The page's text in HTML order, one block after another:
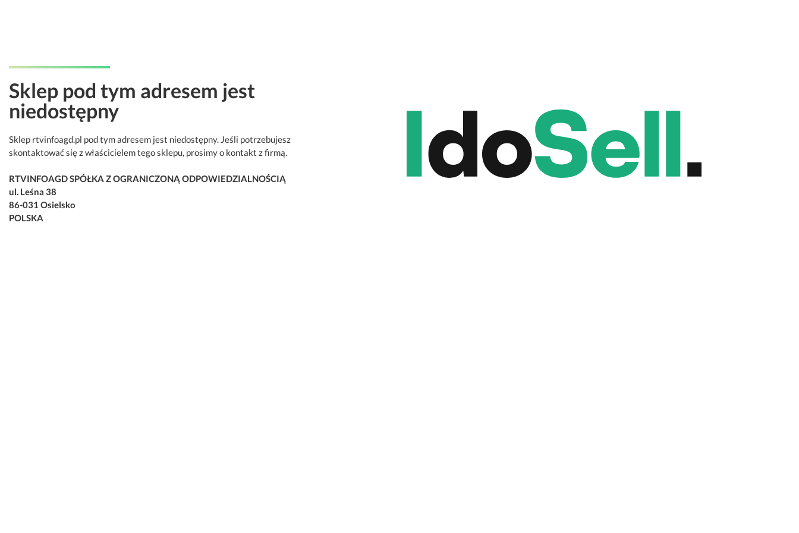
Sklep pod tym adresem jest
niedostępny
Sklep rtvinfoagd.pl pod tym adresem jest niedostępny. Jeśli potrzebujesz
skontaktować się z właścicielem tego sklepu, prosimy o kontakt z firmą.
RTVINFOAGD SPÓŁKA Z OGRANICZONĄ ODPOWIEDZIALNOŚCIĄ
ul. Leśna 38
86-031 Osielsko
POLSKA